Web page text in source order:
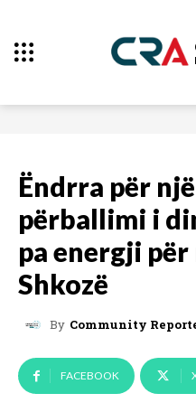
Ëndrra për
përballimi i
pa energji
Shkozë
By Community
FACEBOOK